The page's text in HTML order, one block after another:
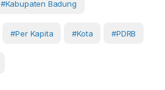
#Kabupaten Badung
#Per Kapita #Kota #PDRB